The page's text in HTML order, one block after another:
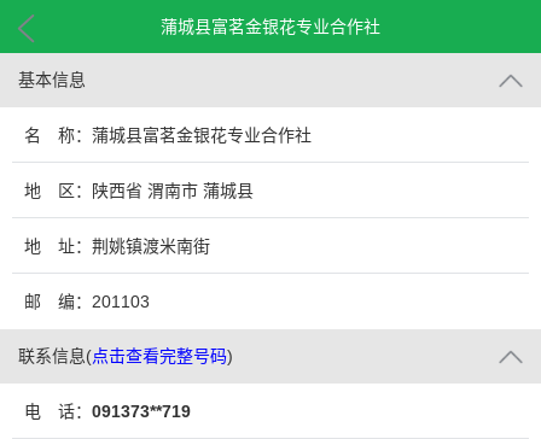
蒲城县富茗金银花专业合作社
基本信息
名 称：蒲城县富茗金银花专业合作社
地 区：陕西省 渭南市 蒲城县
地 址：荆姚镇渡米南街
邮 编：201103
联系信息(点击查看完整号码)
电 话： 091373**719